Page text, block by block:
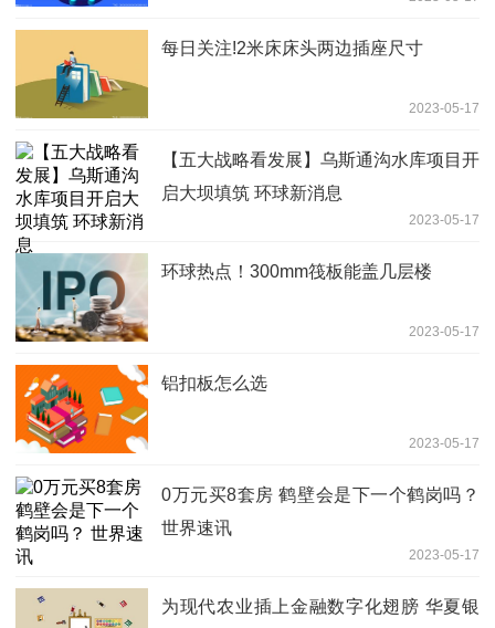
每日关注!2米床床头两边插座尺寸
2023-05-17
【五大战略看发展】乌斯通沟水库项目开
启大坝填筑 环球新消息
2023-05-17
环球热点！300mm筏板能盖几层楼
2023-05-17
铝扣板怎么选
2023-05-17
0万元买8套房 鹤壁会是下一个鹤岗吗？
世界速讯
2023-05-17
为现代农业插上金融数字化翅膀 华夏银